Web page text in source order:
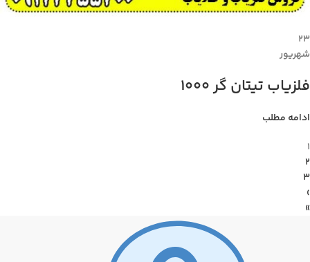
۲۳
شهریور
فلزیاب تیتان گر 1000
ادامه مطلب
1
2
3
›
»